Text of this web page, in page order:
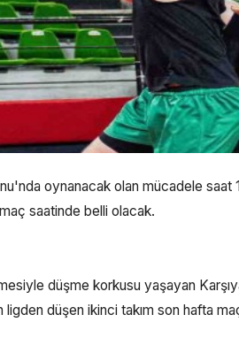
oynanacak olan mücadele saat
maç saatinde belli olacak.
düşme korkusu yaşayan
düşen ikinci takım son hafta